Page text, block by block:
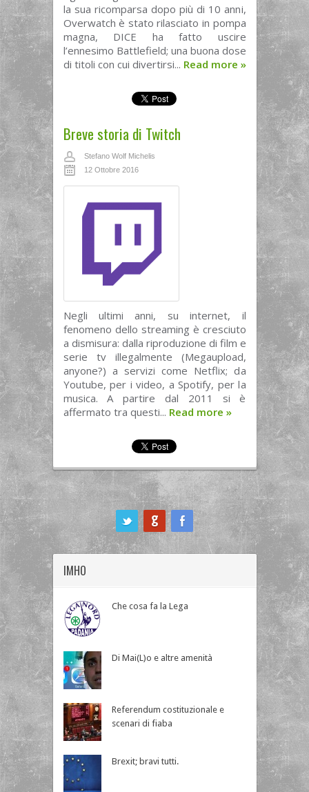
la sua ricomparsa dopo più di 10 anni,
Overwatch è stato rilasciato in pompa
magna, DICE ha fatto uscire
l’ennesimo Battlefield; una buona dose
di titoli con cui divertirsi... Read more »
Breve storia di Twitch
Stefano Wolf Michelis
12 Ottobre 2016
Negli ultimi anni, su internet, il
fenomeno dello streaming è cresciuto
a dismisura: dalla riproduzione di film e
serie tv illegalmente (Megaupload,
anyone?) a servizi come Netflix; da
Youtube, per i video, a Spotify, per la
musica. A partire dal 2011 si è
affermato tra questi... Read more »
IMHO
Che cosa fa la Lega
Di Mai(L)o e altre amenità
Referendum costituzionale e
scenari di fiaba
Brexit; bravi tutti.